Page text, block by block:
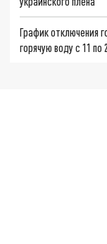
График отключения
горячую воду с 11 по